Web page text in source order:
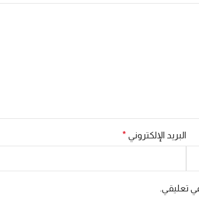
البريد الإلكتروني *
تعليقي.